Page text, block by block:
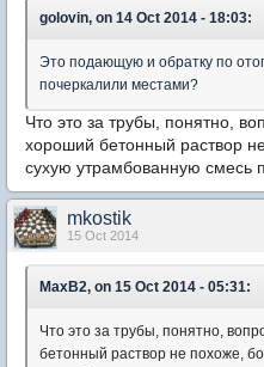
golovin, on 14 Oct 2014 - 18:03:
Это подающую и обратку по
почеркалили местами?
Что это за трубы, понятно,
хороший бетонный раствор
сухую утрамбованную смесь
mkostik
15 Oct 2014
MaxB2, on 15 Oct 2014 - 05:31:
Что это за трубы, понятно,
бетонный раствор не похоже,